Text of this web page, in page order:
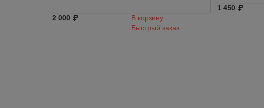
2 000
В корзину
Быстрый заказ
1 450